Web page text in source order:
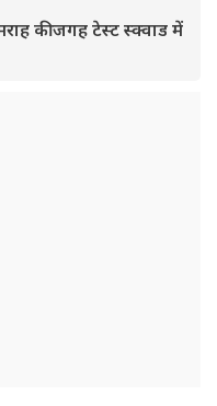
की जगह टेस्ट स्क्वाड में